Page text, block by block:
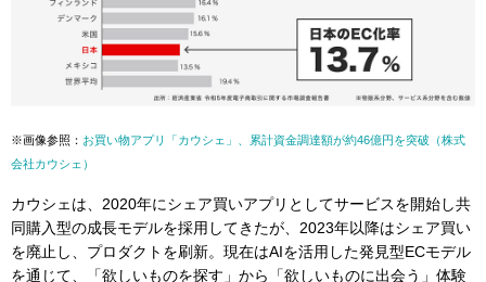
※画像参照： お買い物アプリ「カウシェ」、累計資金調達額が約46億円を突破（株式
会社カウシェ）
カウシェは、2020年にシェア買いアプリとしてサービスを開始し共
同購入型の成長モデルを採用してきたが、2023年以降はシェア買い
を廃止し、プロダクトを刷新。現在はAIを活用した発見型ECモデル
を通じて、「欲しいものを探す」から「欲しいものに出会う」体験